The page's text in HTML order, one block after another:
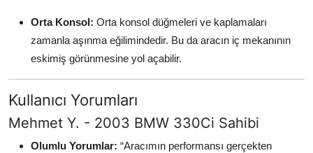
Orta Konsol: Orta konsol düğmeleri ve kaplamaları
zamanla aşınma eğilimindedir. Bu da aracın iç mekanının
eskimiş görünmesine yol açabilir.
Kullanıcı Yorumları
Mehmet Y. - 2003 BMW 330Ci Sahibi
Olumlu Yorumlar: “Aracımın performansı gerçekten